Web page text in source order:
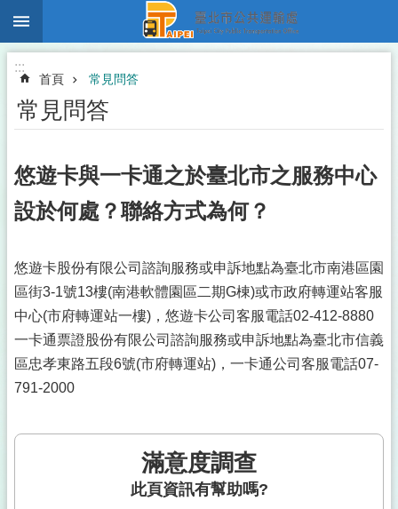
跳到主要內容區塊
:::
首頁 常見問答
常見問答
悠遊卡與一卡通之於臺北市之服務中心
設於何處？聯絡方式為何？
悠遊卡股份有限公司諮詢服務或申訴地點為臺北市南港區園
區街3-1號13樓(南港軟體園區二期G棟)或市政府轉運站客服
中心(市府轉運站一樓)，悠遊卡公司客服電話02-412-8880
一卡通票證股份有限公司諮詢服務或申訴地點為臺北市信義
區忠孝東路五段6號(市府轉運站)，一卡通公司客服電話07-
791-2000
滿意度調查
此頁資訊有幫助嗎?